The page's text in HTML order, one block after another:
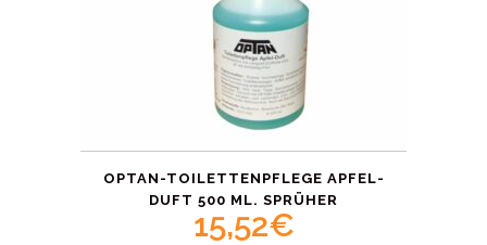
OPTAN-TOILETTENPFLEGE APFEL-
DUFT 500 ML. SPRÜHER
15,52€